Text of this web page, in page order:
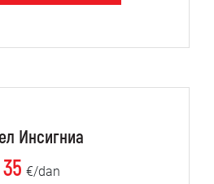
Инсигниа
35 €/dan